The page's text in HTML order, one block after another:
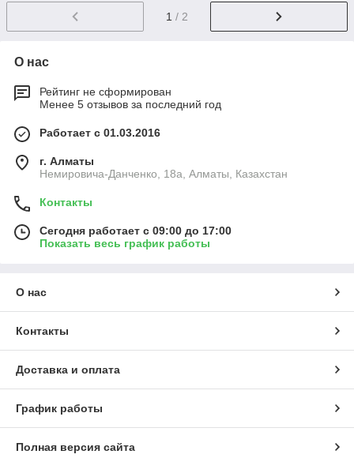
1 / 2
О нас
Рейтинг не сформирован
Менее 5 отзывов за последний год
Работает с 01.03.2016
г. Алматы
Немировича-Данченко, 18а, Алматы, Казахстан
Контакты
Сегодня работает с 09:00 до 17:00
Показать весь график работы
О нас
Контакты
Доставка и оплата
График работы
Полная версия сайта